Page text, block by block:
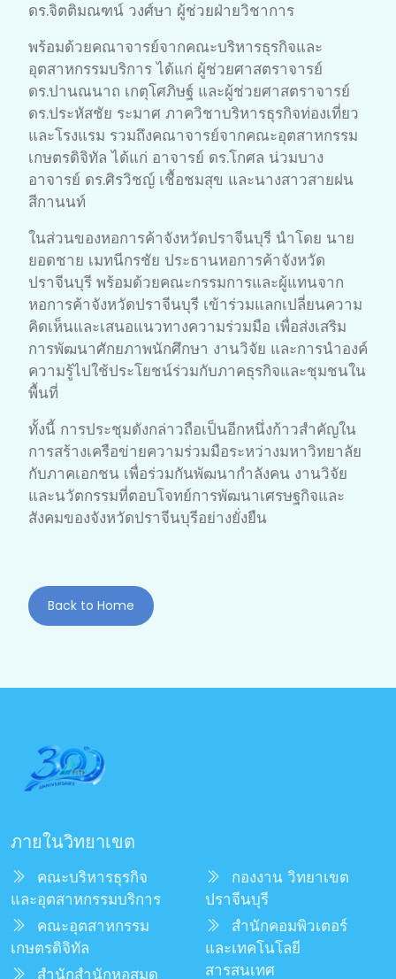
ดร.จิตติมณฑน์ วงศ์ษา ผู้ช่วยฝ่ายวิชาการ
พร้อมด้วยคณาจารย์จากคณะบริหารธุรกิจและ
อุตสาหกรรมบริการ ได้แก่ ผู้ช่วยศาสตราจารย์
ดร.ปานณนาถ เกตุโศภิษฐ์ และผู้ช่วยศาสตราจารย์
ดร.ประหัสชัย ระมาศ ภาควิชาบริหารธุรกิจท่องเที่ยว
และโรงแรม รวมถึงคณาจารย์จากคณะอุตสาหกรรม
เกษตรดิจิทัล ได้แก่ อาจารย์ ดร.โกศล น่วมบาง
อาจารย์ ดร.ศิรวิชญ์ เชื้อชมสุข และนางสาวสายฝน
สีกานนท์
ในส่วนของหอการค้าจังหวัดปราจีนบุรี นำโดย นาย
ยอดชาย เมทนีกรชัย ประธานหอการค้าจังหวัด
ปราจีนบุรี พร้อมด้วยคณะกรรมการและผู้แทนจาก
หอการค้าจังหวัดปราจีนบุรี เข้าร่วมแลกเปลี่ยนความ
คิดเห็นและเสนอแนวทางความร่วมมือ เพื่อส่งเสริม
การพัฒนาศักยภาพนักศึกษา งานวิจัย และการนำองค์
ความรู้ไปใช้ประโยชน์ร่วมกับภาคธุรกิจและชุมชนใน
พื้นที่
ทั้งนี้ การประชุมดังกล่าวถือเป็นอีกหนึ่งก้าวสำคัญใน
การสร้างเครือข่ายความร่วมมือระหว่างมหาวิทยาลัย
กับภาคเอกชน เพื่อร่วมกันพัฒนากำลังคน งานวิจัย
และนวัตกรรมที่ตอบโจทย์การพัฒนาเศรษฐกิจและ
สังคมของจังหวัดปราจีนบุรีอย่างยั่งยืน
Back to Home
ภายในวิทยาเขต
และอุตสาหกรรมบริการ
เกษตรดิจิทัล
ปราจีนบุรี
และเทคโนโลยี
สารสนเทศ